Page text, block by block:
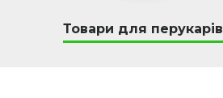
Товари для перукарів